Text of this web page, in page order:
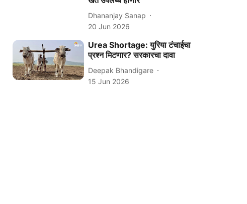
Dhananjay Sanap
20 Jun 2026
Urea Shortage: युरिया टंचाईचा
प्रश्न मिटणार? सरकारचा दावा
Deepak Bhandigare
15 Jun 2026